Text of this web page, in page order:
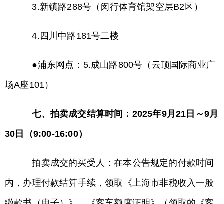
3.新镇路288号（闵行体育馆架空层B2区）
4.四川中路181号二楼
●浦东网点：5.成山路800号（云顶国际商业广
场A座101）
七、拍卖成交结算时间：2025年9月21日～9月
30日（9:00-16:00）
拍卖成交的买受人：在本公告规定的付款时间
内，办理付款结算手续，领取《上海市非税收入一般